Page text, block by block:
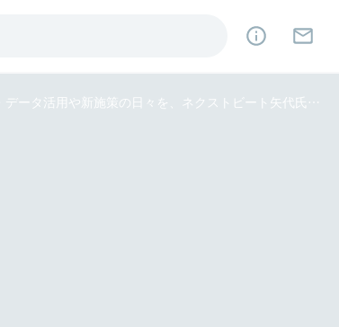
「スピーディーな挑戦」を継続する文化が、マーケティングの大きな成果に──AI・データ活用や新施策の日々を、ネクストビート矢代氏に聞く